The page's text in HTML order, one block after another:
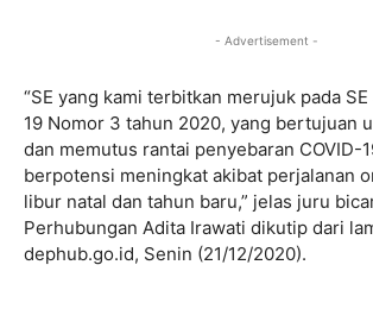
- Advertisement -
“SE yang kami terbitkan merujuk pada SE
19 Nomor 3 tahun 2020, yang bertujuan
dan memutus rantai penyebaran COVID-
berpotensi meningkat akibat perjalanan
libur natal dan tahun baru,” jelas juru
Perhubungan Adita Irawati dikutip dari
dephub.go.id, Senin (21/12/2020).